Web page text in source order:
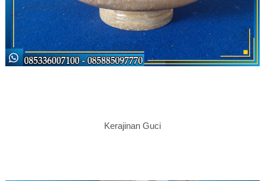
Kerajinan Guci